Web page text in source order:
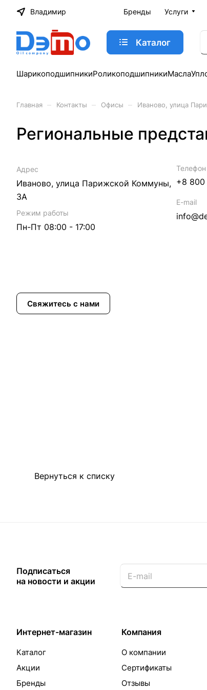
Владимир Бренды Услуги
Каталог
ШарикоподшипникиРоликоподшипникиМасла
Главная Контакты Офисы Иваново, улица
Региональные
Адрес
Иваново, улица Парижской Коммуны,
3А
Режим работы
Пн-Пт 08:00 - 17:00
Телефон
+8
E-mail
Свяжитесь с нами
Вернуться к списку
Подписаться
на новости и акции
Интернет-магазин
Каталог
Акции
Бренды
Компания
О компании
Сертификаты
Отзывы